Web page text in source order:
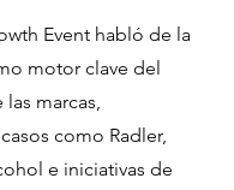
Event habló de la
motor clave del
marcas,
como Radler,
e iniciativas de